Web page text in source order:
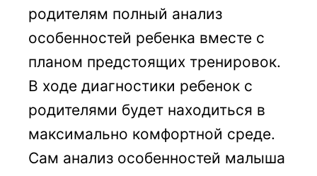
родителям полный анализ
особенностей ребенка вместе с
планом предстоящих тренировок.
В ходе диагностики ребенок с
родителями будет находиться в
максимально комфортной среде.
Сам анализ особенностей малыша